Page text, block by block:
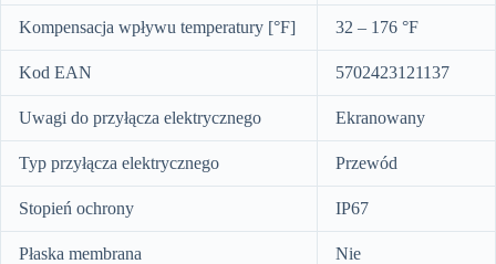
Kompensacja wpływu temperatury [°F] 32 – 176 °F
Kod EAN 5702423121137
Uwagi do przyłącza elektrycznego Ekranowany
Typ przyłącza elektrycznego Przewód
Stopień ochrony IP67
Płaska membrana Nie